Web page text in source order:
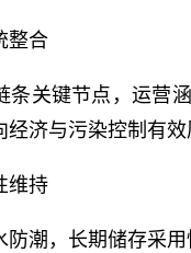
整合
条关键节点，运营
济与污染控制有效
维持
潮，长期储存采